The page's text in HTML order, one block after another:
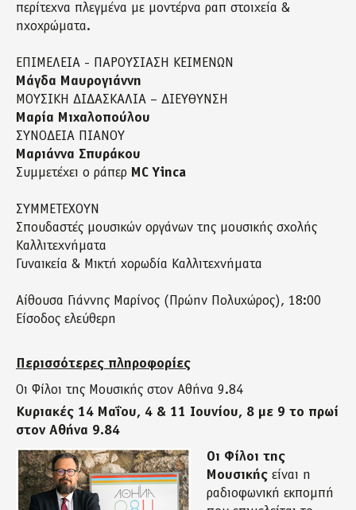
περίτεχνα πλεγμένα με μοντέρνα ραπ στοιχεία &
ηχοχρώματα.
ΕΠΙΜΕΛΕΙΑ - ΠΑΡΟΥΣΙΑΣΗ ΚΕΙΜΕΝΩΝ
Μάγδα Μαυρογιάννη
ΜΟΥΣΙΚΗ ΔΙΔΑΣΚΑΛΙΑ – ΔΙΕΥΘΥΝΣΗ
Μαρία Μιχαλοπούλου
ΣΥΝΟΔΕΙΑ ΠΙΑΝΟΥ
Μαριάννα Σπυράκου
Συμμετέχει ο ράπερ MC Yinca
ΣΥΜΜΕΤΕΧΟΥΝ
Σπουδαστές μουσικών οργάνων της μουσικής σχολής
Καλλιτεχνήματα
Γυναικεία & Μικτή χορωδία Καλλιτεχνήματα
Αίθουσα Γιάννης Μαρίνος (Πρώην Πολυχώρος), 18:00
Είσοδος ελεύθερη
Περισσότερες πληροφορίες
Οι Φίλοι της Μουσικής στον Αθήνα 9.84
Κυριακές 14 Μαΐου, 4 & 11 Ιουνίου, 8 με 9 το πρωί
στον Αθήνα 9.84
Οι Φίλοι της
Μουσικής είναι η
ραδιοφωνική εκπομπή